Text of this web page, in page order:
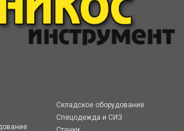
Складское оборудование
Спецодежда и СИЗ